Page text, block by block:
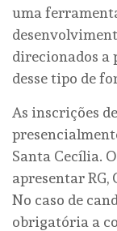
uma
direcionados a
desse tipo de
As inscrições
Santa Cecília.
apresentar RG,
No caso de
obrigatória a